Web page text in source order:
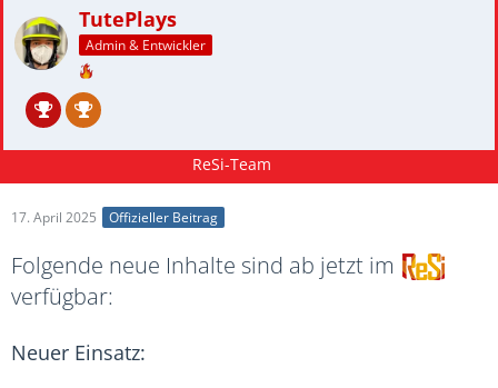
TutePlays
Admin & Entwickler
17. April 2025 Offizieller Beitrag
Folgende neue Inhalte sind ab jetzt im
verfügbar:
Neuer Einsatz: